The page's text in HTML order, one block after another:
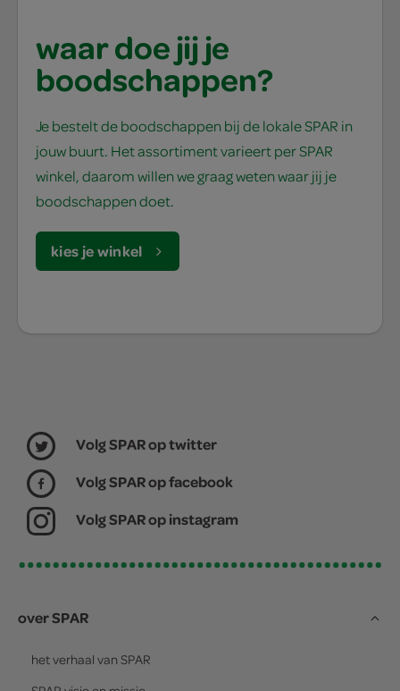
waar doe jij je
boodschappen?
Je bestelt de boodschappen bij de lokale SPAR in
jouw buurt. Het assortiment varieert per SPAR
winkel, daarom willen we graag weten waar jij je
boodschappen doet.
kies je winkel
Volg SPAR op twitter
Volg SPAR op facebook
Volg SPAR op instagram
over SPAR
het verhaal van SPAR